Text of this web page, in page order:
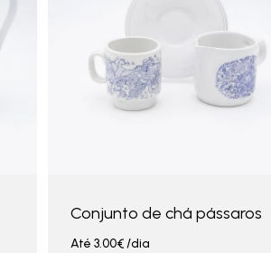
Conjunto de chá pássaros
Até 3.00€/dia